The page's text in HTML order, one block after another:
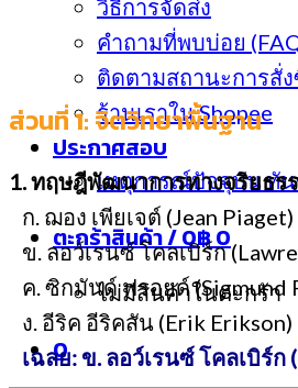
วิธีการจัดส่ง
คำถามที่พบบ่อย
ติดตามสถานะการสั่
ร้านเราใน Shopee
ประกาศสอบ
เหตุการณ์ปัจจุบัน ทั
ตะกร้าสินค้า /0฿0
ไม่มีสินค้าในตะกร้า
0
ส่วนที่ 1: จิตวิทยาพื้นฐาน
1. ทฤษฎีพัฒนาการทางจริยธร
ก. ฌอง เพียเจต์ (Jean Piaget)
ข. ลอว์เรนซ์ โคลเบิร์ก
ค. ซิกมันด์ ฟรอยด์ (Sigmund
ง. อีริค อีริคสัน (Erik Erikson)
เฉลย: ข. ลอว์เรนซ์ โคลเบิร์ก